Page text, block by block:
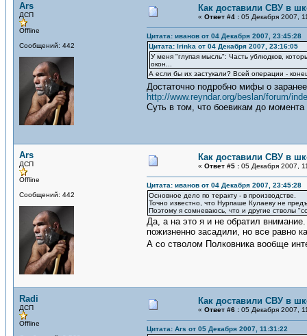
Ars
ДСП
Offline
Сообщений: 442
Как доставили СВУ в
« Ответ #4 : 05 Декабря 2007,
Цитата: иванов от 04 Декабря 2007, 23:45:28
Цитата: Irinka от 04 Декабря 2007, 23:16:05
У меня "глупая мысль": Часть ублюдков,
окон...
А если бы их застукали? Всей операции -
Достаточно подробно мифы о
http://www.reyndar.org/beslan/forum/
Суть в том, что боевикам до момента
Ars
ДСП
Offline
Сообщений: 442
Как доставили СВУ в
« Ответ #5 : 05 Декабря 2007,
Цитата: иванов от 04 Декабря 2007, 23:45:28
Основное дело по теракту - в производстве.
Точно известно, что Нурпаше Кулаеву не
Поэтому я сомневаюсь, что и другие стволы
Да, а на это я и не обратил
пожизненно засадили, но все равно
А со стволом Полковника вообще
Radi
ДСП
Offline
Как доставили СВУ в
« Ответ #6 : 05 Декабря 2007,
Цитата: Ars от 05 Декабря 2007, 11:31:22